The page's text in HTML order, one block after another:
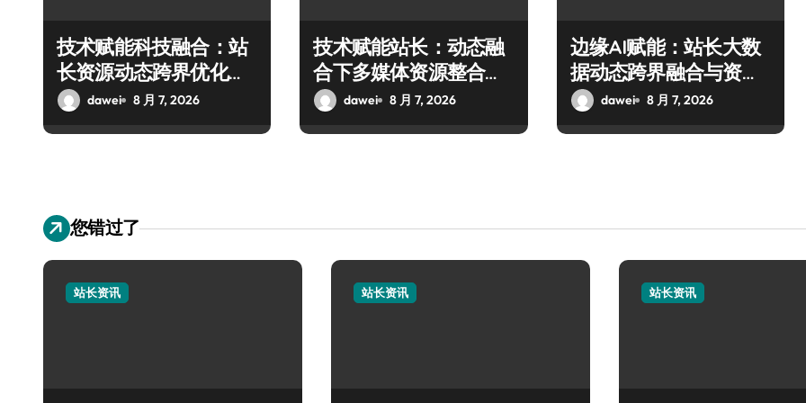
技术赋能科技融合：站
长资源动态跨界优化配
置新探
dawei 8 月 7, 2026
技术赋能站长：动态融
合下多媒体资源整合科
技实战攻略
dawei 8 月 7, 2026
边缘AI赋能：站长大数
据动态跨界融合与资源
整合新范式
dawei 8 月 7, 2026
您错过了
站长资讯 站长资讯 站长资讯